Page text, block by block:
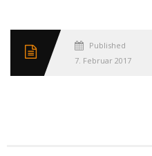
Published
7. Februar 2017